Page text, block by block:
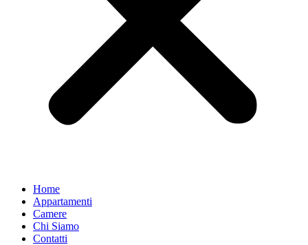
Home
Appartamenti
Camere
Chi Siamo
Contatti